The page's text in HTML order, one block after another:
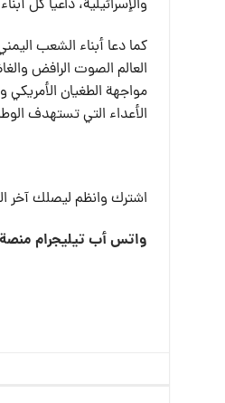
والإسرائيلية، داعياً كل
كما دعا أبناء الشعب
العالم الصوت الرافض
مواجهة الطغيان
الأعداء التي تستهدف
اشترك وانظم ليصلك آخر
واتس أبتيليجرام